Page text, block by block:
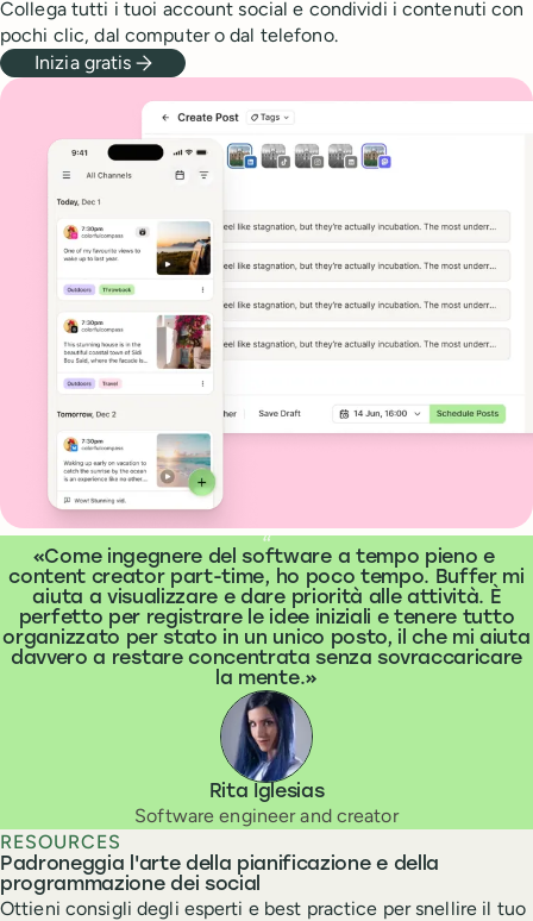
Collega tutti i tuoi account social e condividi i contenuti con
pochi clic, dal computer o dal telefono.
Inizia gratis
What people are saying “
Come ingegnere del software a tempo pieno e
content creator part-time, ho poco tempo. Buffer mi
aiuta a visualizzare e dare priorità alle attività. È
perfetto per registrare le idee iniziali e tenere tutto
organizzato per stato in un unico posto, il che mi aiuta
davvero a restare concentrata senza sovraccaricare
la mente.
Rita Iglesias
Software engineer and creator
RESOURCES
Padroneggia l'arte della pianificazione e della
programmazione dei social
Ottieni consigli degli esperti e best practice per snellire il tuo